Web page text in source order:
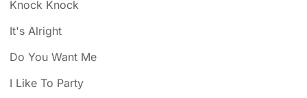
Knock Knock
It's Alright
Do You Want Me
I Like To Party